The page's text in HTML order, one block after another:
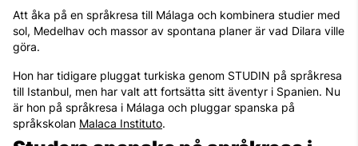
Att åka på en språkresa till Málaga och kombinera studier med
sol, Medelhav och massor av spontana planer är vad Dilara ville
göra.
Hon har tidigare pluggat turkiska genom STUDIN på språkresa
till Istanbul, men har valt att fortsätta sitt äventyr i Spanien. Nu
är hon på språkresa i Málaga och pluggar spanska på
språkskolan Malaca Instituto.